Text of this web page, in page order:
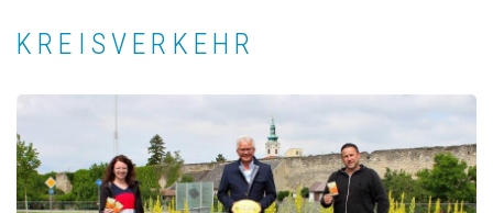
KREISVERKEHR